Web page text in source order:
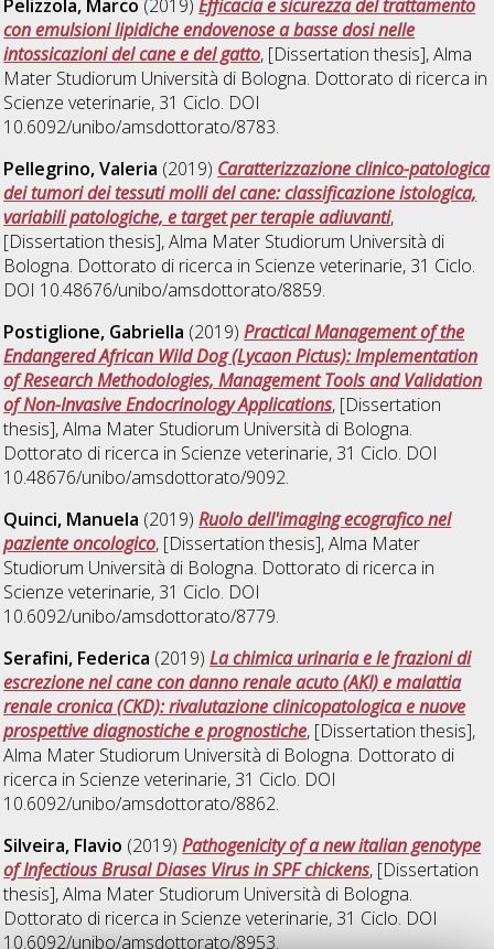
Pelizzola, Marco (2019)Efficacia e sicurezza del trattamento
con emulsioni lipidiche endovenose a basse dosi nelle
intossicazioni del cane e del gatto, [Dissertation thesis], Alma
Mater Studiorum Università di Bologna. Dottorato di ricerca in
Scienze veterinarie, 31 Ciclo. DOI
10.6092/unibo/amsdottorato/8783.
Pellegrino, Valeria (2019) Caratterizzazione clinico-patologica
dei tumori dei tessuti molli del cane: classificazione istologica,
variabili patologiche, e target per terapie adiuvanti,
[Dissertation thesis], Alma Mater Studiorum Università di
Bologna. Dottorato di ricerca in Scienze veterinarie, 31 Ciclo.
DOI 10.48676/unibo/amsdottorato/8859.
Postiglione, Gabriella (2019)Practical Management of the
Endangered African Wild Dog (Lycaon Pictus): Implementation
of Research Methodologies, Management Tools and Validation
of Non-Invasive Endocrinology Applications, [Dissertation
thesis], Alma Mater Studiorum Università di Bologna.
Dottorato di ricerca in Scienze veterinarie, 31 Ciclo. DOI
10.48676/unibo/amsdottorato/9092.
Quinci, Manuela (2019)Ruolo dell'imaging ecografico nel
paziente oncologico, [Dissertation thesis], Alma Mater
Studiorum Università di Bologna. Dottorato di ricerca in
Scienze veterinarie, 31 Ciclo. DOI
10.6092/unibo/amsdottorato/8779.
Serafini, Federica (2019)La chimica urinaria e le frazioni di
escrezione nel cane con danno renale acuto (AKI) e malattia
renale cronica (CKD): rivalutazione clinicopatologica e nuove
prospettive diagnostiche e prognostiche, [Dissertation thesis],
Alma Mater Studiorum Università di Bologna. Dottorato di
ricerca in Scienze veterinarie, 31 Ciclo. DOI
10.6092/unibo/amsdottorato/8862.
Silveira, Flavio (2019)Pathogenicity of a new italian genotype
of Infectious Brusal Diases Virus in SPF chickens, [Dissertation
thesis], Alma Mater Studiorum Università di Bologna.
Dottorato di ricerca in Scienze veterinarie, 31 Ciclo. DOI
10.6092/unibo/amsdottorato/8953.